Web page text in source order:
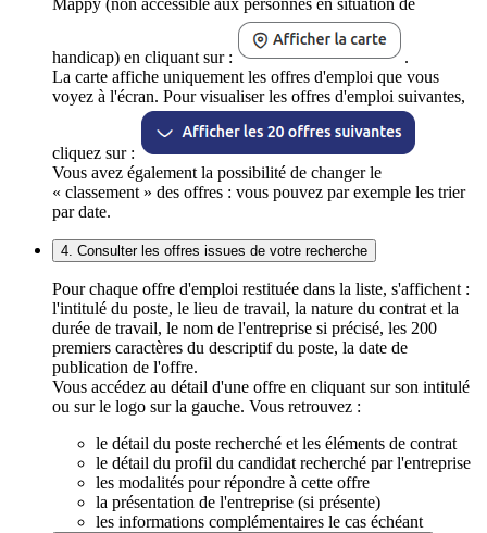
handicap) en cliquant sur :
.
La carte affiche uniquement les offres d'emploi que vous
voyez à l'écran. Pour visualiser les offres d'emploi suivantes,
cliquez sur :
Vous avez également la possibilité de changer le
« classement » des offres : vous pouvez par exemple les trier
par date.
4. Consulter les offres issues de votre recherche
Pour chaque offre d'emploi restituée dans la liste, s'affichent :
l'intitulé du poste, le lieu de travail, la nature du contrat et la
durée de travail, le nom de l'entreprise si précisé, les 200
premiers caractères du descriptif du poste, la date de
publication de l'offre.
Vous accédez au détail d'une offre en cliquant sur son intitulé
ou sur le logo sur la gauche. Vous retrouvez :
le détail du poste recherché et les éléments de contrat
le détail du profil du candidat recherché par l'entreprise
les modalités pour répondre à cette offre
la présentation de l'entreprise (si présente)
les informations complémentaires le cas échéant